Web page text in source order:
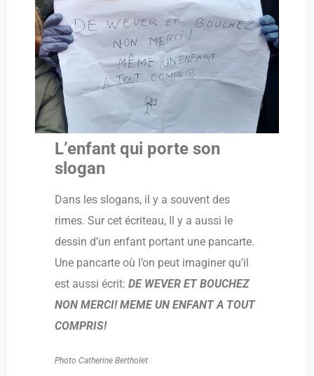
L’enfant qui porte son
slogan
Dans les slogans, il y a souvent des
rimes. Sur cet écriteau, Il y a aussi le
dessin d’un enfant portant une pancarte.
Une pancarte où l’on peut imaginer qu’il
est aussi écrit: DE WEVER ET BOUCHEZ
NON MERCI! MEME UN ENFANT A TOUT
COMPRIS!
Photo Catherine Bertholet